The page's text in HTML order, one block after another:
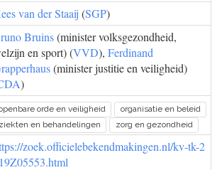
van der Staaij (SGP)
Bruins(minister volksgezondheid,
en sport) (VVD), Ferdinand
(minister justitie en veiligheid)
)
orde en veiligheid
organisatie en beleid
ziekten en behandelingen
zorg en gezondheid
zoek.officielebekendmakingen.nl/kv-tk-2